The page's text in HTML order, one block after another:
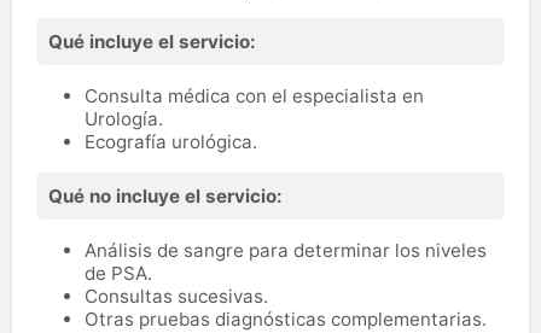
Qué incluye el servicio:
Consulta médica con el especialista en
Urología.
Ecografía urológica.
Qué no incluye el servicio:
Análisis de sangre para determinar los niveles
de PSA.
Consultas sucesivas.
Otras pruebas diagnósticas complementarias.